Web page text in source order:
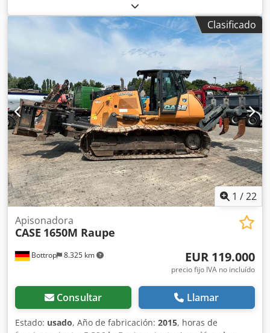
, CASE IH 1660 flujo axial Marca:
Case IH Dkjdpfx Ajvr Dxpjhujr Modelo: 1660 Año: 1987
Horas de funcionamiento: 3.300 h Ancho de sección: 5,00
m Varios tipos de equipos: picador de paja, esparcidor de
Clasificado
1 /22
Bottrop 8.325 km
Apisonadora
CASE 1650M Raupe
EUR 119.000
precio fijo IVA no incluído
Consultar Llamar
Estado: usado, Año de fabricación: 2015, horas de